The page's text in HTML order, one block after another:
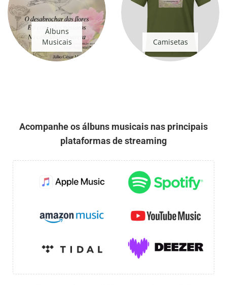
Álbuns
Musicais
Camisetas
Acompanhe os álbuns musicais nas principais
plataformas de streaming